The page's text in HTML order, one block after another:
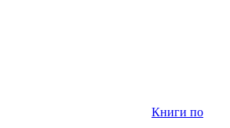
Книги по